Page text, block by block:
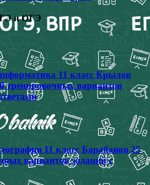
и ОГЭ
11 класс Крылов
тренировочных вариантов
11 класс Барабанов 25
вариантов заданий с